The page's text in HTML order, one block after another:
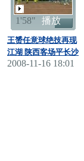
1'58" 播放
王赟任意球绝技再现
江湖 陕西客场平长沙
2008-11-16 18:01